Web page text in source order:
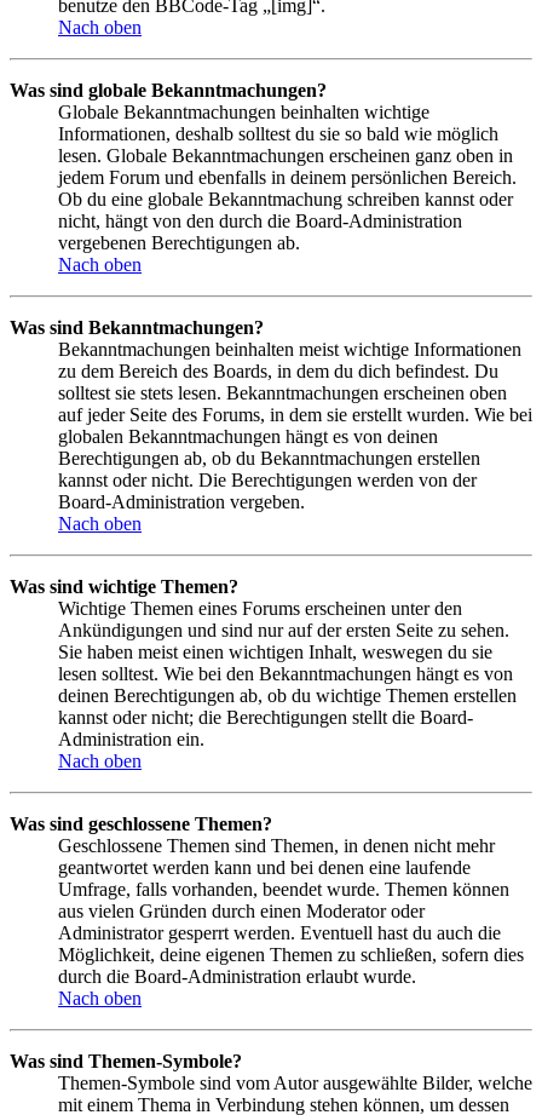
benutze den BBCode-Tag „[img]“.
Nach oben
Was sind globale Bekanntmachungen?
Globale Bekanntmachungen beinhalten wichtige
Informationen, deshalb solltest du sie so bald wie möglich
lesen. Globale Bekanntmachungen erscheinen ganz oben in
jedem Forum und ebenfalls in deinem persönlichen Bereich.
Ob du eine globale Bekanntmachung schreiben kannst oder
nicht, hängt von den durch die Board-Administration
vergebenen Berechtigungen ab.
Nach oben
Was sind Bekanntmachungen?
Bekanntmachungen beinhalten meist wichtige Informationen
zu dem Bereich des Boards, in dem du dich befindest. Du
solltest sie stets lesen. Bekanntmachungen erscheinen oben
auf jeder Seite des Forums, in dem sie erstellt wurden. Wie bei
globalen Bekanntmachungen hängt es von deinen
Berechtigungen ab, ob du Bekanntmachungen erstellen
kannst oder nicht. Die Berechtigungen werden von der
Board-Administration vergeben.
Nach oben
Was sind wichtige Themen?
Wichtige Themen eines Forums erscheinen unter den
Ankündigungen und sind nur auf der ersten Seite zu sehen.
Sie haben meist einen wichtigen Inhalt, weswegen du sie
lesen solltest. Wie bei den Bekanntmachungen hängt es von
deinen Berechtigungen ab, ob du wichtige Themen erstellen
kannst oder nicht; die Berechtigungen stellt die Board-
Administration ein.
Nach oben
Was sind geschlossene Themen?
Geschlossene Themen sind Themen, in denen nicht mehr
geantwortet werden kann und bei denen eine laufende
Umfrage, falls vorhanden, beendet wurde. Themen können
aus vielen Gründen durch einen Moderator oder
Administrator gesperrt werden. Eventuell hast du auch die
Möglichkeit, deine eigenen Themen zu schließen, sofern dies
durch die Board-Administration erlaubt wurde.
Nach oben
Was sind Themen-Symbole?
Themen-Symbole sind vom Autor ausgewählte Bilder, welche
mit einem Thema in Verbindung stehen können, um dessen